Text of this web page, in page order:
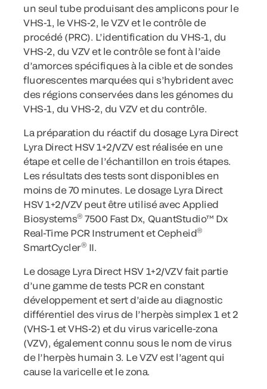
un seul tube produisant des amplicons pour le
VHS-1, le VHS-2, le VZV et le contrôle de
procédé (PRC). L’identification du VHS-1, du
VHS-2, du VZV et le contrôle se font à l’aide
d’amorces spécifiques à la cible et de sondes
fluorescentes marquées qui s’hybrident avec
des régions conservées dans les génomes du
VHS-1, du VHS-2, du VZV et du contrôle.
La préparation du réactif du dosage Lyra Direct
Lyra Direct HSV 1+2/VZV est réalisée en une
étape et celle de l’échantillon en trois étapes.
Les résultats des tests sont disponibles en
moins de 70 minutes. Le dosage Lyra Direct
HSV 1+2/VZV peut être utilisé avec Applied
Biosystems® 7500 Fast Dx, QuantStudio™ Dx
Real-Time PCR Instrument et Cepheid®
SmartCycler® II.
Le dosage Lyra Direct HSV 1+2/VZV fait partie
d’une gamme de tests PCR en constant
développement et sert d’aide au diagnostic
différentiel des virus de l’herpès simplex 1 et 2
(VHS-1 et VHS-2) et du virus varicelle-zona
(VZV), également connu sous le nom de virus
de l’herpès humain 3. Le VZV est l’agent qui
cause la varicelle et le zona.